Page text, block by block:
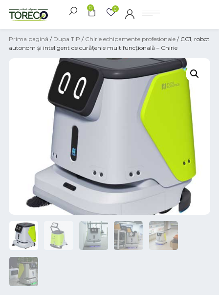
0 0
Prima pagină / Dupa TIP / Chirie echipamente profesionale / CC1, robot
autonom și inteligent de curățenie multifuncțională – Chirie